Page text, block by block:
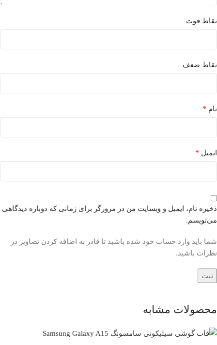
نقاط قوت
نقاط ضعف
نام *
ایمیل *
ذخیره نام، ایمیل و وبسایت من در مرورگر برای زمانی که دوباره دیدگاهی
می‌نویسم.
شما باید وارد حساب خود شده باشید تا قادر به اضافه کردن تصاویر در
نظرات باشید.
محصولات مشابه